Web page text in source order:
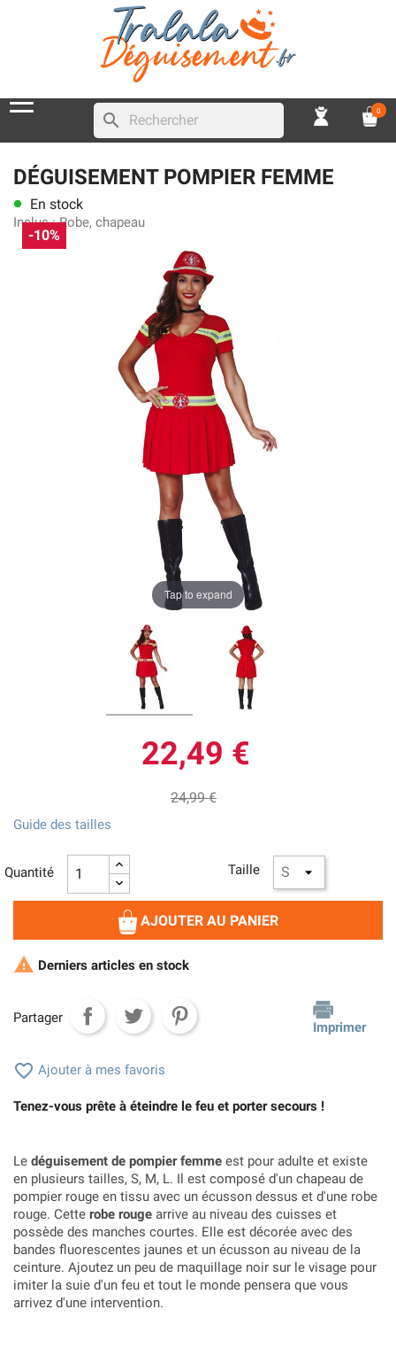
search 0
DÉGUISEMENT POMPIER FEMME
lens En stock
Inclus : Robe, chapeau
-10%
Tap to expand
22,49 €
24,99 €
Taille
Guide des tailles
Quantité
AJOUTER AU PANIER
 Derniers articles en stock
Partager
Imprimer
 Ajouter à mes favoris
Tenez-vous prête à éteindre le feu et porter secours !
Le déguisement de pompier femme est pour adulte et existe
en plusieurs tailles, S, M, L. Il est composé d'un chapeau de
pompier rouge en tissu avec un écusson dessus et d'une robe
rouge. Cette robe rouge arrive au niveau des cuisses et
possède des manches courtes. Elle est décorée avec des
bandes fluorescentes jaunes et un écusson au niveau de la
ceinture. Ajoutez un peu de maquillage noir sur le visage pour
imiter la suie d'un feu et tout le monde pensera que vous
arrivez d'une intervention.